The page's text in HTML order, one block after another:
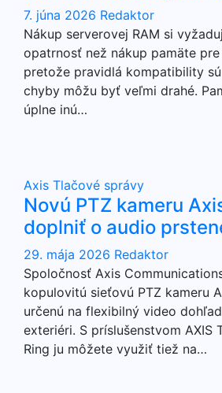
7. júna 2026 Redaktor
Nákup serverovej RAM si
opatrnosť než nákup pamäte
pretože pravidlá kompatibility
chyby môžu byť veľmi drahé.
úplne inú…
Axis Tlačové správy
Novú PTZ kameru
doplniť o audio
29. mája 2026 Redaktor
Spoločnosť Axis
kopulovitú sieťovú PTZ kameru
určenú na flexibilný video
exteriéri. S príslušenstvom AXIS
Ring ju môžete využiť tiež na…